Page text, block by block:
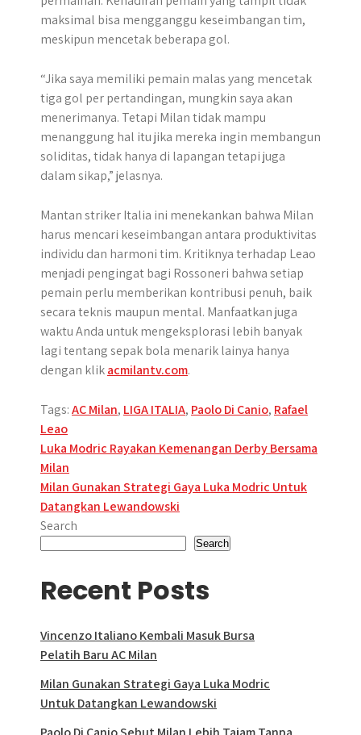
maksimal bisa mengganggu keseimbangan tim,
meskipun mencetak beberapa gol.
“Jika saya memiliki pemain malas yang mencetak
tiga gol per pertandingan, mungkin saya akan
menerimanya. Tetapi Milan tidak mampu
menanggung hal itu jika mereka ingin membangun
soliditas, tidak hanya di lapangan tetapi juga
dalam sikap,” jelasnya.
Mantan striker Italia ini menekankan bahwa Milan
harus mencari keseimbangan antara produktivitas
individu dan harmoni tim. Kritiknya terhadap Leao
menjadi pengingat bagi Rossoneri bahwa setiap
pemain perlu memberikan kontribusi penuh, baik
secara teknis maupun mental. Manfaatkan juga
waktu Anda untuk mengeksplorasi lebih banyak
lagi tentang sepak bola menarik lainya hanya
dengan klikacmilantv.com.
Tags:AC Milan, LIGA ITALIA, Paolo Di Canio, Rafael
Leao
Post
navigation
Luka Modric Rayakan Kemenangan Derby Bersama
Milan
Milan Gunakan Strategi Gaya Luka Modric Untuk
Datangkan Lewandowski
Search
Search
Recent Posts
Vincenzo Italiano Kembali Masuk Bursa
Pelatih Baru AC Milan
Milan Gunakan Strategi Gaya Luka Modric
Untuk Datangkan Lewandowski